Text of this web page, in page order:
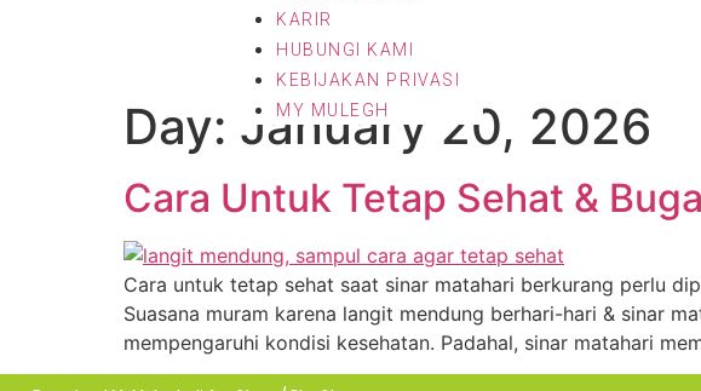
KARIR
HUBUNGI KAMI
KEBIJAKAN PRIVASI
MY MULEGH
Day: January 20, 2026
Cara Untuk Tetap Sehat &
Cara untuk tetap sehat saat sinar matahari berkurang perlu
Suasana muram karena langit mendung berhari-hari & sinar
mempengaruhi kondisi kesehatan. Padahal, sinar matahari